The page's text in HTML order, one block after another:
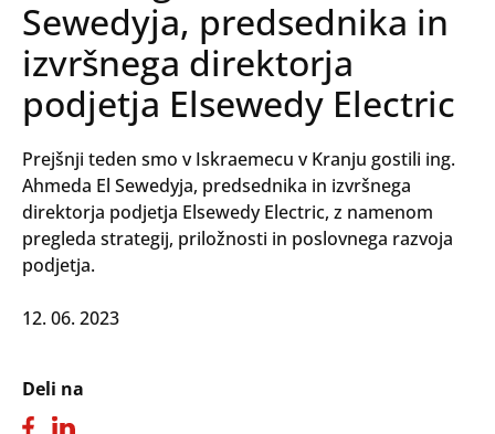
Sewedyja, predsednika in
izvršnega direktorja
podjetja Elsewedy Electric
Prejšnji teden smo v Iskraemecu v Kranju gostili ing.
Ahmeda El Sewedyja, predsednika in izvršnega
direktorja podjetja Elsewedy Electric, z namenom
pregleda strategij, priložnosti in poslovnega razvoja
podjetja.
12. 06. 2023
Deli na